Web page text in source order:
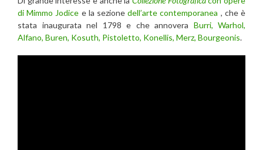
di Mimmo Jodice e la sezionedell’arte contemporanea , che è
stata inaugurata nel 1798 e che annovera Burri, Warhol,
Alfano, Buren, Kosuth, Pistoletto, Konellis, Merz, Bourgeonis.